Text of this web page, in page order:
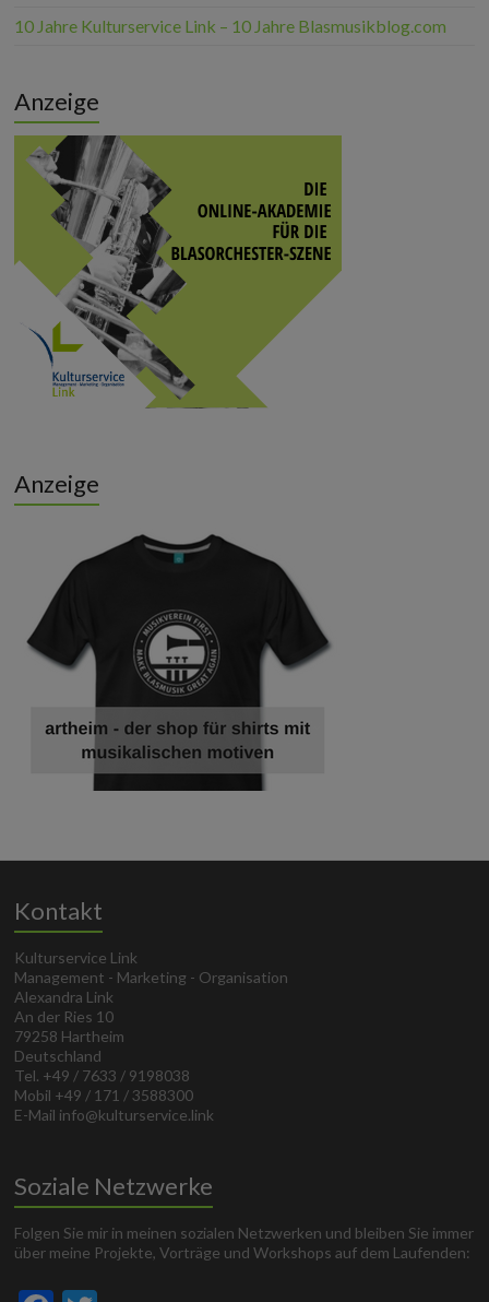
10 Jahre Kulturservice Link – 10 Jahre Blasmusikblog.com
Anzeige
Anzeige
Kontakt
Kulturservice Link
Management - Marketing - Organisation
Alexandra Link
An der Ries 10
79258 Hartheim
Deutschland
Tel. +49 / 7633 / 9198038
Mobil +49 / 171 / 3588300
E-Mail info@kulturservice.link
Soziale Netzwerke
Folgen Sie mir in meinen sozialen Netzwerken und bleiben Sie immer
über meine Projekte, Vorträge und Workshops auf dem Laufenden: